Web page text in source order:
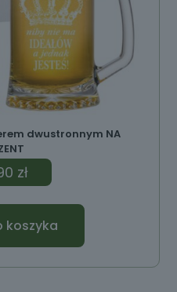
dwustronnym NA
zł
koszyka